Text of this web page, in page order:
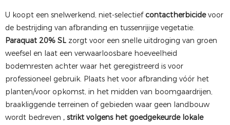
U koopt een snelwerkend, niet-selectiefcontactherbicidevoor
de bestrijding van afbranding en tussenrijige vegetatie.
Paraquat 20% SL zorgt voor een snelle uitdroging van groen
weefsel en laat een verwaarloosbare hoeveelheid
bodemresten achter waar het geregistreerd is voor
professioneel gebruik. Plaats het voor afbranding vóór het
planten/voor opkomst, in het midden van boomgaardrijen,
braakliggende terreinen of gebieden waar geen landbouw
wordt bedreven , strikt volgens het goedgekeurde lokale